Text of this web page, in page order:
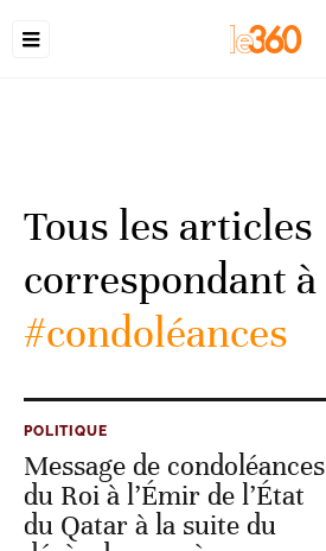
Tous les articles
correspondant à
#condoléances
POLITIQUE
Message de condoléances
du Roi à l’Émir de l’État
du Qatar à la suite du